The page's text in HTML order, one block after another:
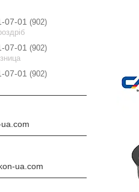
07-01
902
07-01
902
07-01
902
ua.com